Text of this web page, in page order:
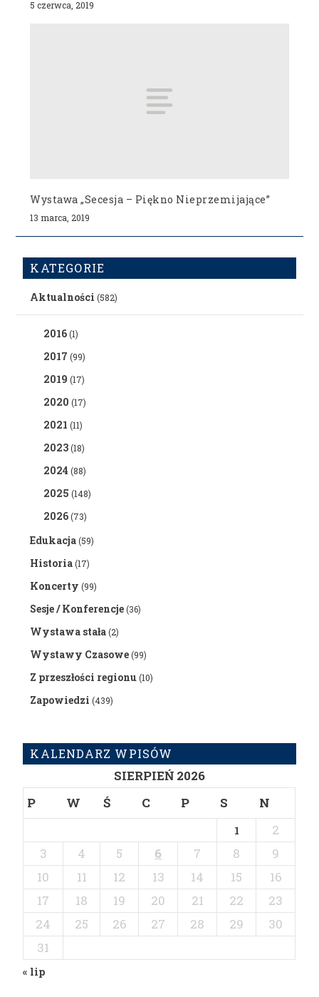
5 czerwca, 2019
Wystawa „Secesja – Piękno Nieprzemijające”
13 marca, 2019
KATEGORIE
Aktualności (582)
2016(1)
2017 (99)
2019 (17)
2020 (17)
2021 (11)
2023(18)
2024 (88)
2025 (148)
2026(73)
Edukacja(59)
Historia(17)
Koncerty (99)
Sesje / Konferencje(36)
Wystawa stała(2)
Wystawy Czasowe(99)
Z przeszłości regionu(10)
Zapowiedzi (439)
KALENDARZ WPISÓW
SIERPIEŃ 2026
P
W Ś C P S N
1
2
3
4 5 6 7 8
9
10
11 12 13 14 15
16
17
18 19 20 21 22
23
24
25 26 27 28 29
30
31
« lip